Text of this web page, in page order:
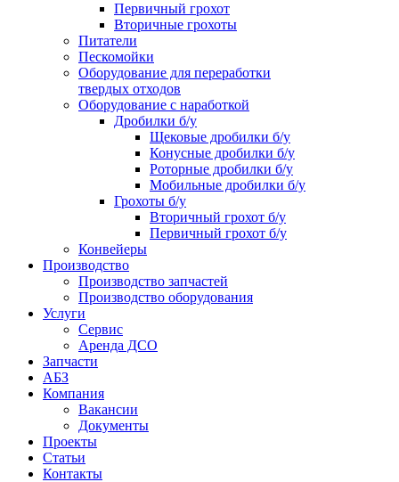
Первичный грохот
Вторичные грохоты
Питатели
Пескомойки
Оборудование для переработки
твердых отходов
Оборудование с наработкой
Дробилки б/у
Щековые дробилки б/у
Конусные дробилки б/у
Роторные дробилки б/у
Мобильные дробилки б/у
Грохоты б/у
Вторичный грохот б/у
Первичный грохот б/у
Конвейеры
Производство
Производство запчастей
Производство оборудования
Услуги
Сервис
Аренда ДСО
Запчасти
АБЗ
Компания
Вакансии
Документы
Проекты
Статьи
Контакты